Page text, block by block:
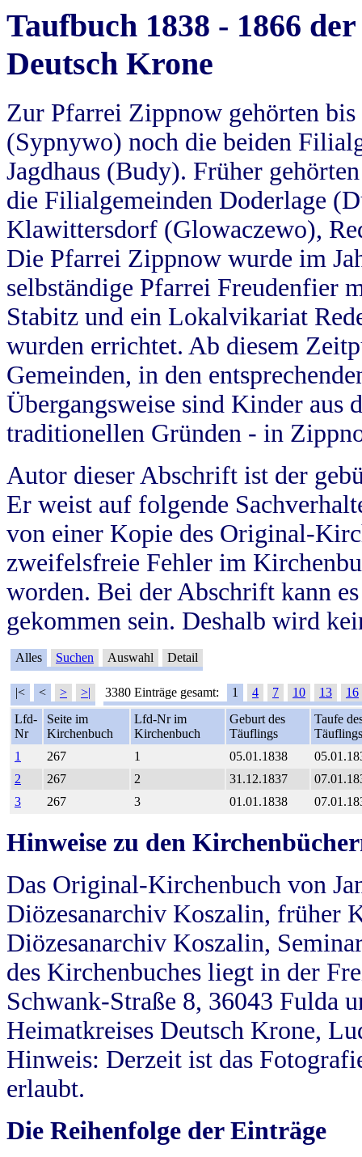
Taufbuch 1838 - 1866
Deutsch Krone
Zur Pfarrei Zippnow gehörten
(Sypnywo) noch die beiden
Jagdhaus (Budy). Früher
die Filialgemeinden Doderlage
Klawittersdorf (Glowaczewo),
Die Pfarrei Zippnow wurde im
selbständige Pfarrei Freudenfier
Stabitz und ein Lokalvikariat
wurden errichtet. Ab diesem
Gemeinden, in den
Übergangsweise sind Kinder aus
traditionellen Gründen - in
Autor dieser Abschrift ist der
Er weist auf folgende
von einer Kopie des Original-
zweifelsfreie Fehler im
worden. Bei der Abschrift kann
gekommen sein. Deshalb wird
Alles Suchen Auswahl Detail
|< < > >| 3380 Einträge gesamt: 1 4 7 10 13
16
Lfd-
Nr
Seite im
Kirchenbuch
Lfd-Nr im
Kirchenbuch
Geburt des
Täuflings
Taufe
Täuflings
1
267 1 05.01.1838
2
267 2 31.12.1837
3
267 3 01.01.1838
Hinweise zu den
Das Original-Kirchenbuch von
Diözesanarchiv Koszalin, früher
Diözesanarchiv Koszalin,
des Kirchenbuches liegt in der
Schwank-Straße 8, 36043 Fulda
Heimatkreises Deutsch Krone,
Hinweis: Derzeit ist das
erlaubt.
Die Reihenfolge der Einträge